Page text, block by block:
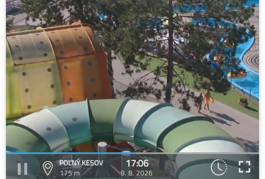
POĽNÝ KESOV
175 m
17:06
9. 8. 2026